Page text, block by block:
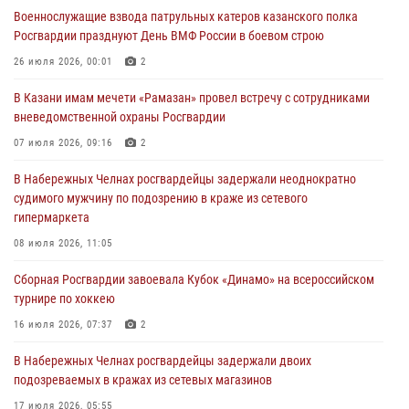
24 июля 2026, 15:05
В казанском полку Росгвардии состоялся концерт певицы Кристины
В Нижнекамске сотрудники Росгвардии задержали подозреваемого
23 июля 2026, 06:47
В Казани Росгвардия приняла участие в обеспечении безопасности
крестного хода и освящения храма
Военнослужащие взвода патрульных катеров казанского полка
Росгвардии празднуют День ВМФ России в боевом строю
26 июля 2026, 00:01 2
В Казани имам мечети «Рамазан» провел встречу с сотрудниками
вневедомственной охраны Росгвардии
07 июля 2026, 09:16 2
В Набережных Челнах росгвардейцы задержали неоднократно
судимого мужчину по подозрению в краже из сетевого
гипермаркета
08 июля 2026, 11:05
Сборная Росгвардии завоевала Кубок «Динамо» на всероссийском
турнире по хоккею
16 июля 2026, 07:37 2
В Набережных Челнах росгвардейцы задержали двоих
подозреваемых в кражах из сетевых магазинов
17 июля 2026, 05:55